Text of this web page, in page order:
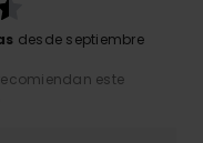
desde septiembre
este